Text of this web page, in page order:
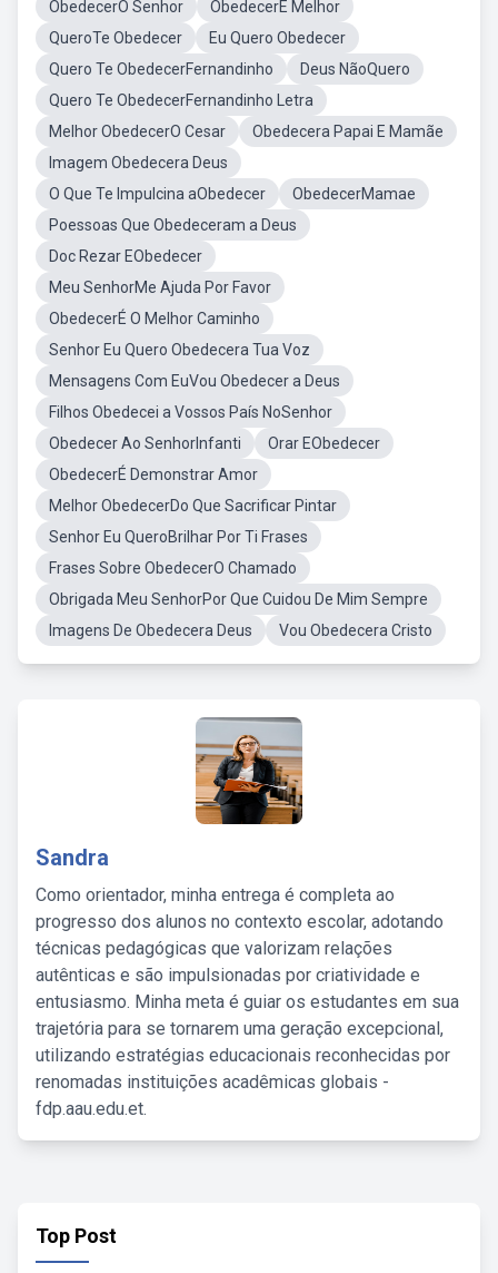
ObedecerO Senhor
ObedecerÉ Melhor
QueroTe Obedecer
Eu Quero Obedecer
Quero Te ObedecerFernandinho
Deus NãoQuero
Quero Te ObedecerFernandinho Letra
Melhor ObedecerO Cesar
Obedecera Papai E Mamãe
Imagem Obedecera Deus
O Que Te Impulcina aObedecer
ObedecerMamae
Poessoas Que Obedeceram a Deus
Doc Rezar EObedecer
Meu SenhorMe Ajuda Por Favor
ObedecerÉ O Melhor Caminho
Senhor Eu Quero Obedecera Tua Voz
Mensagens Com EuVou Obedecer a Deus
Filhos Obedecei a Vossos País NoSenhor
Obedecer Ao SenhorInfanti
Orar EObedecer
ObedecerÉ Demonstrar Amor
Melhor ObedecerDo Que Sacrificar Pintar
Senhor Eu QueroBrilhar Por Ti Frases
Frases Sobre ObedecerO Chamado
Obrigada Meu SenhorPor Que Cuidou De Mim Sempre
Imagens De Obedecera Deus
Vou Obedecera Cristo
Sandra
Como orientador, minha entrega é completa ao
progresso dos alunos no contexto escolar, adotando
técnicas pedagógicas que valorizam relações
autênticas e são impulsionadas por criatividade e
entusiasmo. Minha meta é guiar os estudantes em sua
trajetória para se tornarem uma geração excepcional,
utilizando estratégias educacionais reconhecidas por
renomadas instituições acadêmicas globais -
fdp.aau.edu.et.
Top Post